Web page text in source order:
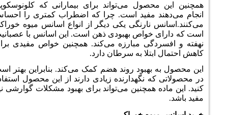
می‌تواند برای بیمارانی که کلونوسکوپی
است. چرا که اضطراب کمتری را احساس
یکی دیگر از انواع اسانس میوه خوراکی
بهبودی ذهن است. این اسانس با عصبانیت
مبارزه می‌کند. همچنین خواص مفیدی برای
به سرطان دارد.
روند هضم کمک می‌کند. بنابراین بهتر است
زیادی دارند از این محصول استفاده
می‌تواند برای بهبود مشکلات گوارشی نیز